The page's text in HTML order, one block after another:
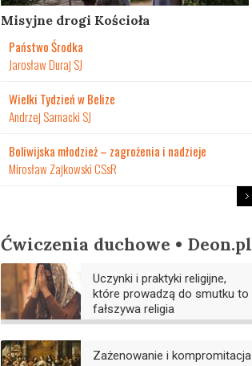
Misyjne drogi Kościoła
Państwo Środka
Jarosław Duraj SJ
Wielki Tydzień w Belize
Andrzej Sarnacki SJ
Boliwijska młodzież – zagrożenia i nadzieje
Mirosław Zajkowski CSsR
Ćwiczenia duchowe • Deon.pl
Uczynki i praktyki religijne,
które prowadzą do smutku to
fałszywa religia
Zażenowanie i kompromitacja